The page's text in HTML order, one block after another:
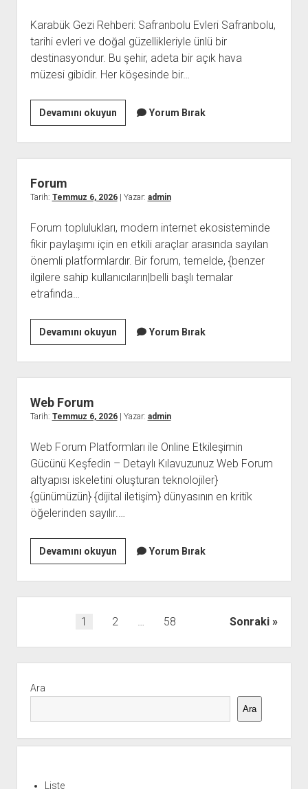
Edilir
Karabük Gezi Rehberi: Safranbolu Evleri Safranbolu,
tarihi evleri ve doğal güzellikleriyle ünlü bir
destinasyondur. Bu şehir, adeta bir açık hava
müzesi gibidir. Her köşesinde bir…
Devamını okuyunKarabuk
Gezi
Rehberi
Safranbolu
Yorum Bırak
Forum
Tarih: Temmuz 6, 2026| Yazar: admin
Forum toplulukları, modern internet ekosisteminde
fikir paylaşımı için en etkili araçlar arasında sayılan
önemli platformlardır. Bir forum, temelde, {benzer
ilgilere sahip kullanıcıların|belli başlı temalar
etrafında…
Devamını okuyunForum Yorum Bırak
Web Forum
Tarih: Temmuz 6, 2026| Yazar: admin
Web Forum Platformları ile Online Etkileşimin
Gücünü Keşfedin – Detaylı Kılavuzunuz Web Forum
altyapısı iskeletini oluşturan teknolojiler}
{günümüzün} {dijital iletişim} dünyasının en kritik
öğelerinden sayılır.…
Devamını okuyunWeb
Forum
Yorum Bırak
1 2 … 58 Sonraki
Menü
Ara
Ara
Liste